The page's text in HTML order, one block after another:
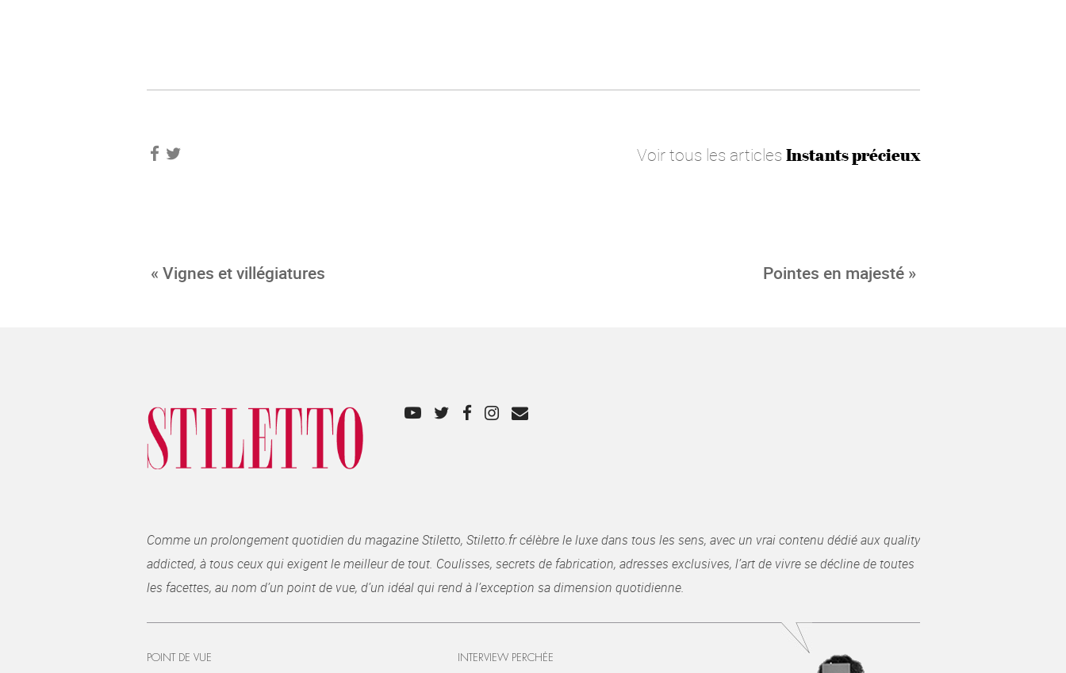
Voir tous les articles Instants précieux
« Vignes et villégiatures Pointes en majesté »
Comme un prolongement quotidien du magazine Stiletto, Stiletto.fr célèbre le luxe dans tous les sens, avec un vrai contenu dédié aux quality
addicted, à tous ceux qui exigent le meilleur de tout. Coulisses, secrets de fabrication, adresses exclusives, l’art de vivre se décline de toutes
les facettes, au nom d’un point de vue, d’un idéal qui rend à l’exception sa dimension quotidienne.
POINT DE VUE INTERVIEW PERCHÉE